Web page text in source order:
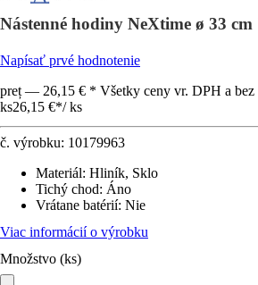
Nástenné hodiny NeXtime ø 33
Napísať prvé hodnotenie
preț — 26,15 € * Všetky ceny vr. DPH a bez
ks26,15 €*/ ks
č. výrobku: 10179963
Materiál: Hliník, Sklo
Tichý chod: Áno
Vrátane batérií: Nie
Viac informácií o výrobku
Množstvo (ks)